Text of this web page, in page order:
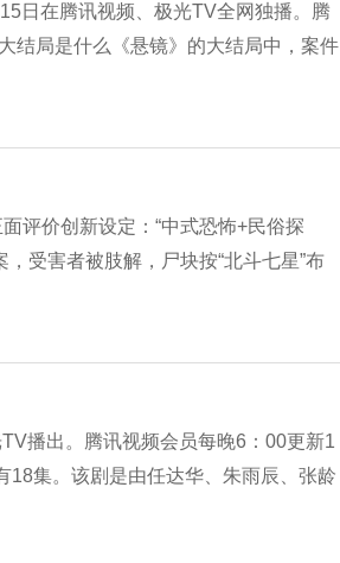
日在腾讯视频、极光TV全网独播。腾
结局是什么《悬镜》的大结局中，案件
评价创新设定：“中式恐怖+民俗探
受害者被肢解，尸块按“北斗七星”布
播出。腾讯视频会员每晚6：00更新1
集。该剧是由任达华、朱雨辰、张龄